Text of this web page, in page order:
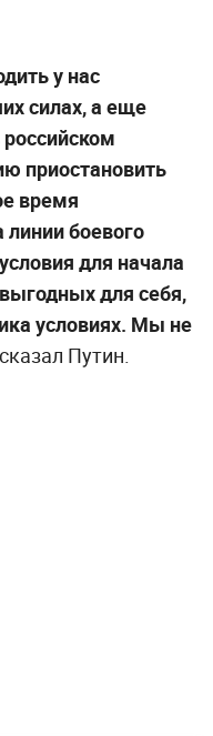
у нас
силах, а еще
приостановить
время
линии боевого
для начала
для себя,
условиях. Мы не
сказал Путин.